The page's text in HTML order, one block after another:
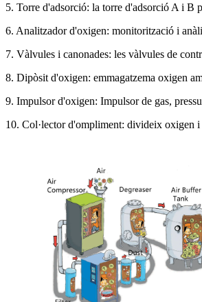
5. Torre d'adsorció: la torre d'adsorció A i B
6. Analitzador d'oxigen: monitorització i
7. Vàlvules i canonades: les vàlvules de
8. Dipòsit d'oxigen: emmagatzema oxigen
9. Impulsor d'oxigen: Impulsor de gas,
10. Col·lector d'ompliment: divideix oxigen i